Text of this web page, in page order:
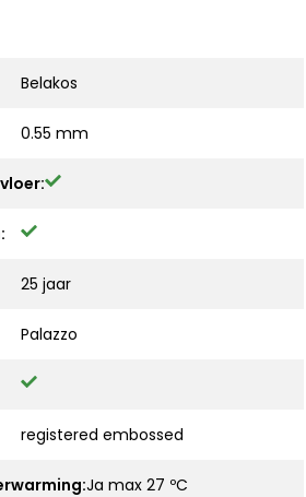
Belakos
0.55 mm
25 jaar
Palazzo
registered embossed
Ja max 27 ºC